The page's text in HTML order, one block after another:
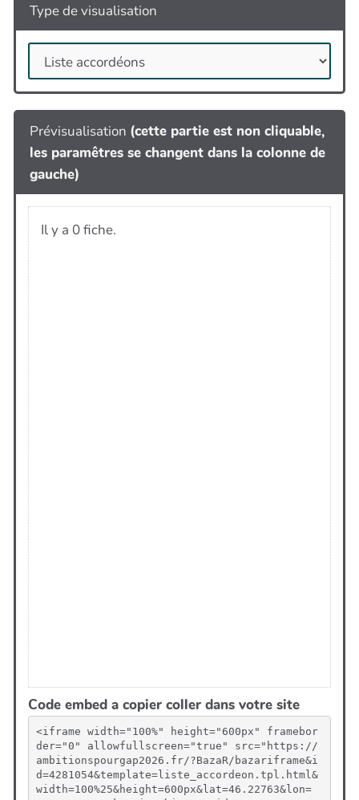
Type de visualisation
Prévisualisation (cette partie est non cliquable,
les paramêtres se changent dans la colonne de
gauche)
Code embed a copier coller dans votre site
<iframe width="100%" height="600px" framebor
der="0" allowfullscreen="true" src="https://
ambitionspourgap2026.fr/?BazaR/bazariframe&i
d=4281054&template=liste_accordeon.tpl.html&
width=100%25&height=600px&lat=46.22763&lon=